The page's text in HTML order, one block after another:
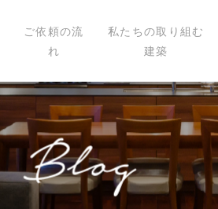
ご依頼の流
れ
私たちの取り組む
建築